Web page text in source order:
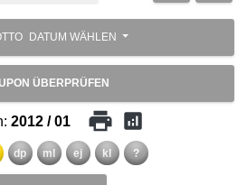
DATUM WÄHLEN
ÜBERPRÜFEN
2012 / 01 print analytics
dp ml ej kl ?